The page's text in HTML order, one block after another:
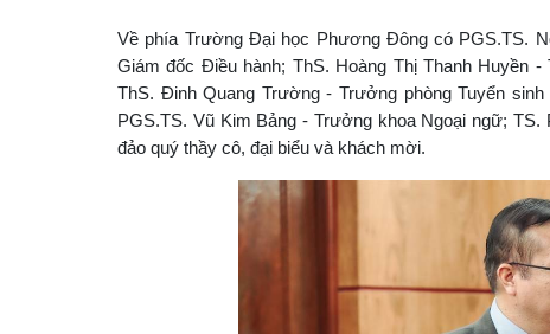
Về phía Trường Đại học Phương Đông có PGS.TS.
Giám đốc Điều hành; ThS. Hoàng Thị Thanh Huyền
ThS. Đinh Quang Trường - Trưởng phòng Tuyển
PGS.TS. Vũ Kim Bảng - Trưởng khoa Ngoại ngữ;
đảo quý thầy cô, đại biểu và khách mời.